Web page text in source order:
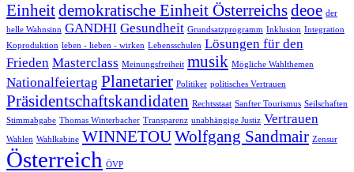
Einheitdemokratische Einheit Österreichsdeoe der
helle Wahnsinn GANDHI Gesundheit Grundsatzprogramm Inklusion Integration
Koproduktion leben - lieben - wirken Lebensschulen Lösungen für den
Frieden Masterclass Meinungsfreiheit musik Mögliche Wahlthemen
Nationalfeiertag Planetarier Politiker politisches Vertrauen
Präsidentschaftskandidaten Rechtsstaat Sanfter Tourismus Seilschaften
Stimmabgabe Thomas Winterbacher Transparenz unabhängige Justiz Vertrauen
Wahlen Wahlkabine WINNETOUWolfgang Sandmair Zensur
Österreich ÖVP